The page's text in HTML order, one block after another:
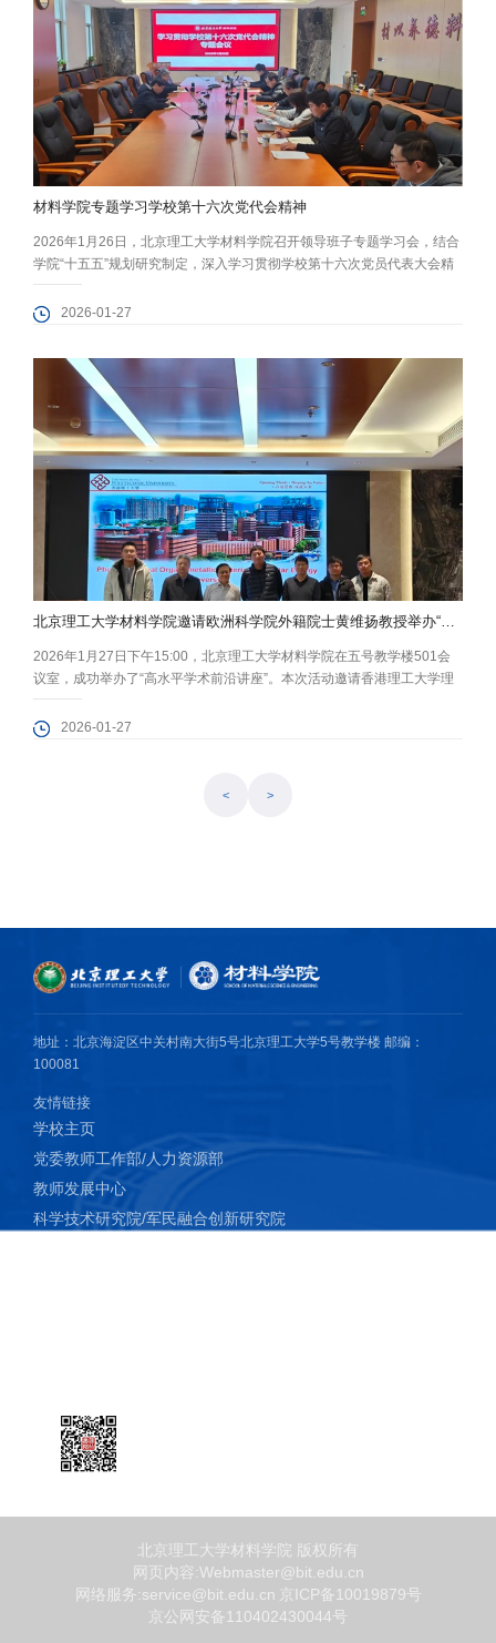
材料学院专题学习学校第十六次党代会精神
2026年1月26日，北京理工大学材料学院召开领导班子专题学习会，结合
学院“十五五”规划研究制定，深入学习贯彻学校第十六次党员代表大会精
神。会议由学院党委书记程兴旺主持，学院领导班子成员及院长助理参加
学习。 程兴旺重点领学了张军书记代表中共北京理工大学第十五届委员会
2026-01-27
2026年1月27日下午15:00，北京理工大学材料学院在五号教学楼501会
议室，成功举办了“高水平学术前沿讲座”。本次活动邀请香港理工大学理
学院院长、应用生物及化学科技学系讲座教授、欧洲科学院外籍院士黄维
扬教授作学术报告。黄维扬教授现任香港化学会主席，英国皇家化学会会
2026-01-27
< >
地址：北京海淀区中关村南大街5号北京理工大学5号教学楼 邮编：
100081
友情链接
学校主页
党委教师工作部/人力资源部
教师发展中心
科学技术研究院/军民融合创新研究院
北京理工大学材料学院 版权所有
网页内容:Webmaster@bit.edu.cn
网络服务:service@bit.edu.cn 京ICP备10019879号
京公网安备110402430044号